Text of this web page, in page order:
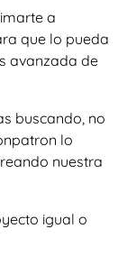
a
que lo pueda
avanzada de
buscando, no
lo
nuestra
igual o